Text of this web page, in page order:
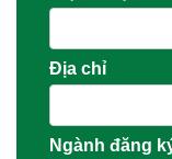
Địa chỉ
Ngành đăng